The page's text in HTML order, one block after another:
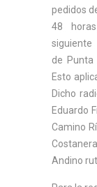
pedidos
48
de Punta
Esto
Dicho
Eduardo
Camino
Andino